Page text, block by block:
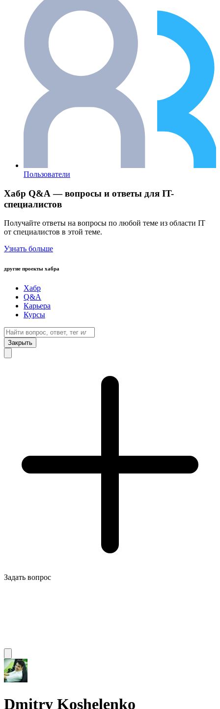
Пользователи
Хабр Q&A — вопросы и ответы для IT-
специалистов
Получайте ответы на вопросы по любой теме из области IT
от специалистов в этой теме.
Узнать больше
другие проекты хабра
Хабр
Q&A
Карьера
Курсы
Закрыть
Задать вопрос
Dmitry Koshelenko